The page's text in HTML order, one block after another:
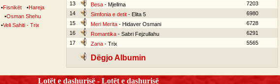
•Fisnikët •Hareja
•Osman Shehu
•Veli Sahiti - Trix
13
Besa- Mjellma
7203
14
Simfonia e detit- Elita 5
6980
15
Meri Merita- Hidaver Osmani
6728
16
Romantika- Sabri Fejzullahu
6291
17
Zana- Trix 5565
Dëgjo Albumin
Lotët e dashurisë - Lotët e dashurisë